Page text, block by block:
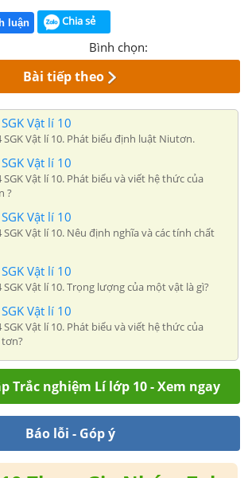
luận Chia sẻ
Bình chọn:
Bài tiếp theo
Vật lí 10
SGK Vật lí 10. Phát biểu định luật Niutơn.
Vật lí 10
SGK Vật lí 10. Phát biểu và viết hệ thức của
?
Vật lí 10
SGK Vật lí 10. Nêu định nghĩa và các tính chất
Vật lí 10
SGK Vật lí 10. Trọng lượng của một vật là gì?
Vật lí 10
SGK Vật lí 10. Phát biểu và viết hệ thức của
Trắc nghiệm Lí lớp 10 - Xem ngay
Báo lỗi - Góp ý